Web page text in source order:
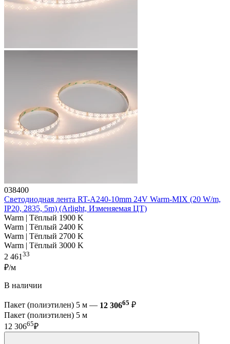
038400
Светодиодная лента RT-A240-10mm 24V Warm-MIX (20 W/m,
IP20, 2835, 5m) (Arlight, Изменяемая ЦТ)
Warm | Тёплый 1900 K
Warm | Тёплый 2400 K
Warm | Тёплый 2700 K
Warm | Тёплый 3000 K
2 46133
₽/м
В наличии
Пакет (полиэтилен) 5 м — 12 30665 ₽
Пакет (полиэтилен) 5 м
12 30665₽